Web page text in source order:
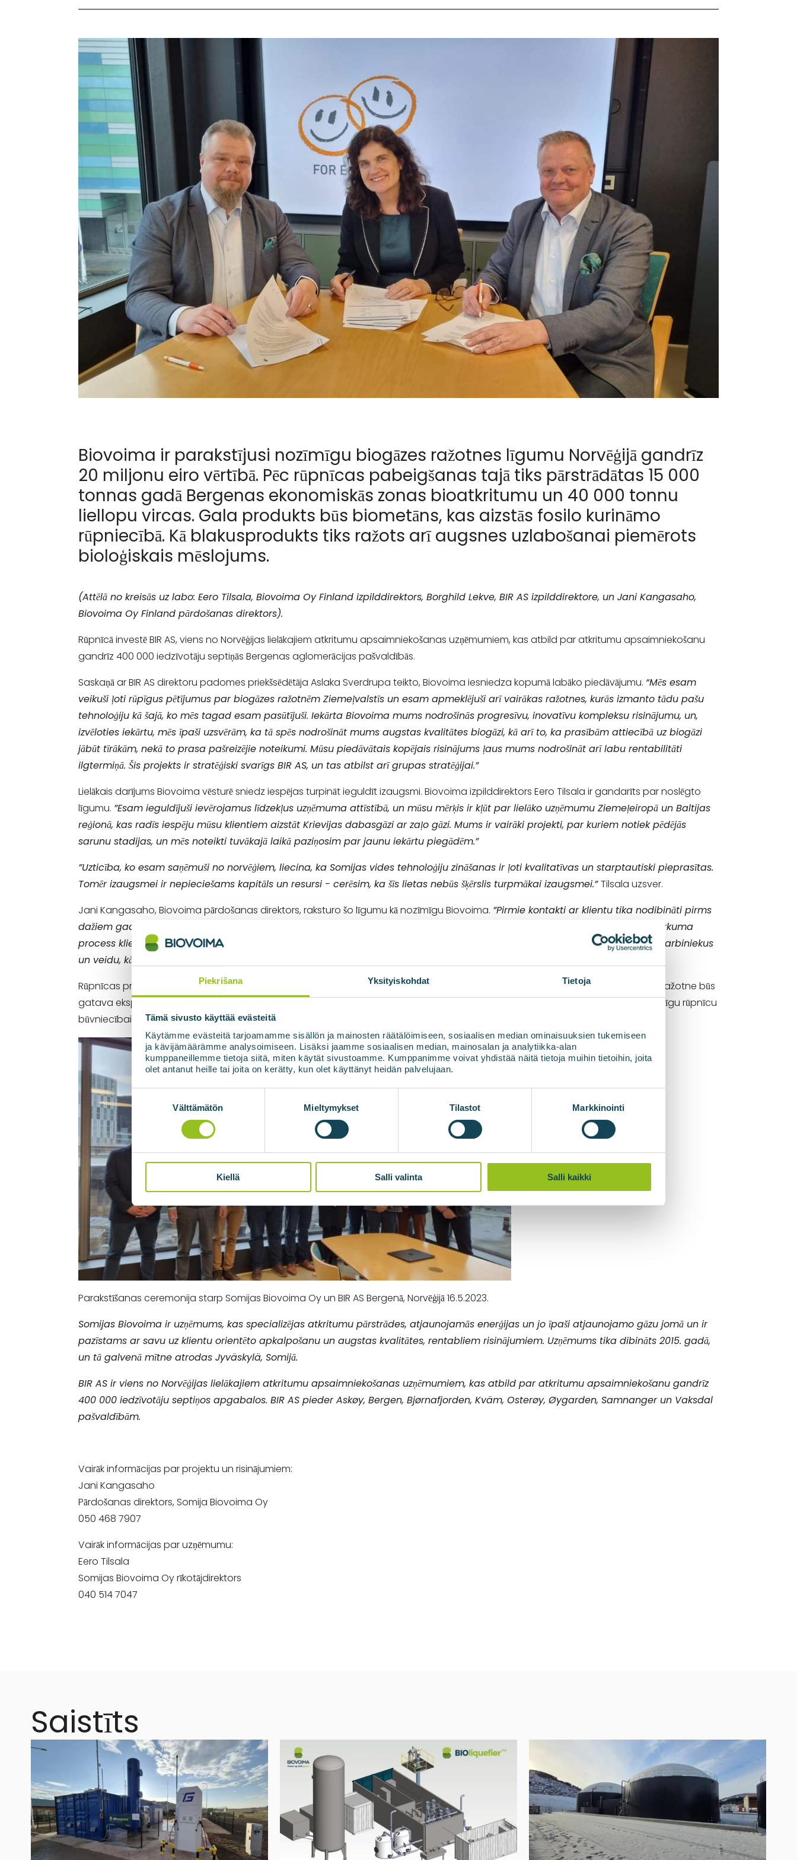
Piekrišana Yksityiskohdat Tietoja
Tämä sivusto käyttää evästeitä
Käytämme evästeitä tarjoamamme sisällön ja mainosten räätälöimiseen, sosiaalisen median ominaisuuksien tukemiseen
ja kävijämäärämme analysoimiseen. Lisäksi jaamme sosiaalisen median, mainosalan ja analytiikka-alan
kumppaneillemme tietoja siitä, miten käytät sivustoamme. Kumppanimme voivat yhdistää näitä tietoja muihin tietoihin, joita
olet antanut heille tai joita on kerätty, kun olet käyttänyt heidän palvelujaan.
Suostumuksen
valinta
Välttämätön Mieltymykset Tilastot Markkinointi
Kiellä Salli valinta Salli kaikki
Biovoima ir parakstījusi nozīmīgu biogāzes ražotnes līgumu Norvēģijā gandrīz
20 miljonu eiro vērtībā. Pēc rūpnīcas pabeigšanas tajā tiks pārstrādātas 15 000
tonnas gadā Bergenas ekonomiskās zonas bioatkritumu un 40 000 tonnu
liellopu vircas. Gala produkts būs biometāns, kas aizstās fosilo kurināmo
rūpniecībā. Kā blakusprodukts tiks ražots arī augsnes uzlabošanai piemērots
bioloģiskais mēslojums.
(Attēlā no kreisās uz labo: Eero Tilsala, Biovoima Oy Finland izpilddirektors, Borghild Lekve, BIR AS izpilddirektore, un Jani Kangasaho,
Biovoima Oy Finland pārdošanas direktors).
Rūpnīcā investē BIR AS, viens no Norvēģijas lielākajiem atkritumu apsaimniekošanas uzņēmumiem, kas atbild par atkritumu apsaimniekošanu
gandrīz 400 000 iedzīvotāju septiņās Bergenas aglomerācijas pašvaldībās.
Saskaņā ar BIR AS direktoru padomes priekšsēdētāja Aslaka Sverdrupa teikto, Biovoima iesniedza kopumā labāko piedāvājumu. “Mēs esam
veikuši ļoti rūpīgus pētījumus par biogāzes ražotnēm Ziemeļvalstīs un esam apmeklējuši arī vairākas ražotnes, kurās izmanto tādu pašu
tehnoloģiju kā šajā, ko mēs tagad esam pasūtījuši. Iekārta Biovoima mums nodrošinās progresīvu, inovatīvu kompleksu risinājumu, un,
izvēloties iekārtu, mēs īpaši uzsvērām, ka tā spēs nodrošināt mums augstas kvalitātes biogāzi, kā arī to, ka prasībām attiecībā uz biogāzi
jābūt tīrākām, nekā to prasa pašreizējie noteikumi. Mūsu piedāvātais kopējais risinājums ļaus mums nodrošināt arī labu rentabilitāti
ilgtermiņā. Šis projekts ir stratēģiski svarīgs BIR AS, un tas atbilst arī grupas stratēģijai.”
Lielākais darījums Biovoima vēsturē sniedz iespējas turpināt ieguldīt izaugsmi. Biovoima izpilddirektors Eero Tilsala ir gandarīts par noslēgto
līgumu. ”Esam ieguldījuši ievērojamus līdzekļus uzņēmuma attīstībā, un mūsu mērķis ir kļūt par lielāko uzņēmumu Ziemeļeiropā un Baltijas
reģionā, kas radīs iespēju mūsu klientiem aizstāt Krievijas dabasgāzi ar zaļo gāzi. Mums ir vairāki projekti, par kuriem notiek pēdējās
sarunu stadijas, un mēs noteikti tuvākajā laikā paziņosim par jaunu iekārtu piegādēm.”
”Uzticība, ko esam saņēmuši no norvēģiem, liecina, ka Somijas vides tehnoloģiju zināšanas ir ļoti kvalitatīvas un starptautiski pieprasītas.
Tomēr izaugsmei ir nepieciešams kapitāls un resursi - cerēsim, ka šīs lietas nebūs šķērslis turpmākai izaugsmei.”Tilsala uzsver.
Jani Kangasaho, Biovoima pārdošanas direktors, raksturo šo līgumu kā nozīmīgu Biovoima. ”Pirmie kontakti ar klientu tika nodibināti pirms
dažiem gadiem, tāpēc mūsu ieguldījumi Norvēģijas tirgū un attiecību ar klientiem pārvaldībā tagad atmaksājas. Galīgais iepirkuma
process klientam tika veikts ļoti profesionāli, un tas prasīja daudz arī no Biovoima darbiniekiem. Es ļoti augstu vērtēju mūsu darbiniekus
un veidu, kā klients apsprieda un veica šādu iepirkuma procesu. ”
Rūpnīcas projektēšana tiks uzsākta nekavējoties, bet būvniecība un iekārtu uzstādīšana sāksies 2024. gada pirmajā pusē. Biogāzes ražotne būs
gatava ekspluatācijai 2026. gada sākumā. Norvēģijā noteiktās prasības par bioatkritumu dalītu savākšanu būs nozīmīgs stimuls līdzīgu rūpnīcu
būvniecībai nākotnē.
Parakstīšanas ceremonija starp Somijas Biovoima Oy un BIR AS Bergenā, Norvēģijā 16.5.2023.
Somijas Biovoima ir uzņēmums, kas specializējas atkritumu pārstrādes, atjaunojamās enerģijas un jo īpaši atjaunojamo gāzu jomā un ir
pazīstams ar savu uz klientu orientēto apkalpošanu un augstas kvalitātes, rentabliem risinājumiem. Uzņēmums tika dibināts 2015. gadā,
un tā galvenā mītne atrodas Jyväskylä, Somijā.
BIR AS ir viens no Norvēģijas lielākajiem atkritumu apsaimniekošanas uzņēmumiem, kas atbild par atkritumu apsaimniekošanu gandrīz
400 000 iedzīvotāju septiņos apgabalos. BIR AS pieder Askøy, Bergen, Bjørnafjorden, Kväm, Osterøy, Øygarden, Samnanger un Vaksdal
pašvaldībām.
Vairāk informācijas par projektu un risinājumiem:
Jani Kangasaho
Pārdošanas direktors, Somija Biovoima Oy
050 468 7907
Vairāk informācijas par uzņēmumu:
Eero Tilsala
Somijas Biovoima Oy rīkotājdirektors
040 514 7047
Saistīts